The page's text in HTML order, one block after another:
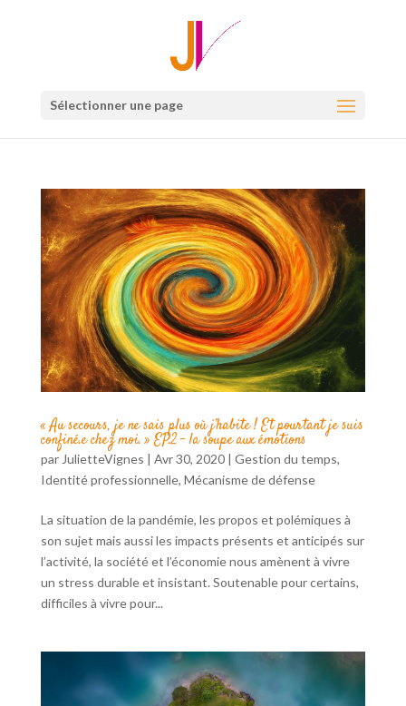
Sélectionner une page
« Au secours, je ne sais plus où j’habite ! Et pourtant je suis
confiné.e chez moi. » EP.2 – la soupe aux émotions
par JulietteVignes | Avr 30, 2020| Gestion du temps,
Identité professionnelle, Mécanisme de défense
La situation de la pandémie, les propos et polémiques à
son sujet mais aussi les impacts présents et anticipés sur
l’activité, la société et l’économie nous amènent à vivre
un stress durable et insistant. Soutenable pour certains,
difficiles à vivre pour...